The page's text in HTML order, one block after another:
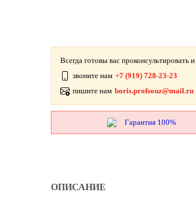
Всегда готовы вас
звоните нам +7 (919) 728-23-23
пишите нам boris.profsouz@mail.ru
Гарантия 100%
ОПИСАНИЕ